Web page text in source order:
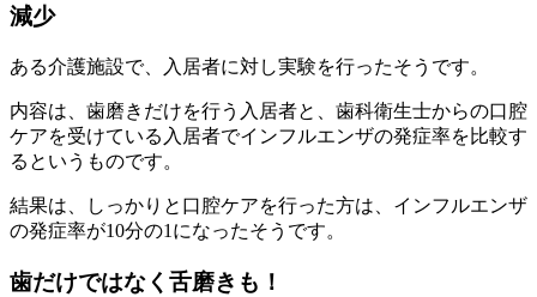
減少
ある介護施設で、入居者に対し実験を行ったそうです。
内容は、歯磨きだけを行う入居者と、歯科衛生士からの口腔
ケアを受けている入居者でインフルエンザの発症率を比較す
るというものです。
結果は、しっかりと口腔ケアを行った方は、インフルエンザ
の発症率が10分の1になったそうです。
歯だけではなく舌磨きも！